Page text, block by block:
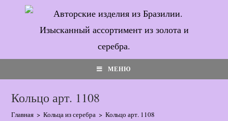
Перейти
содержимому
МЕНЮ
Кольцо арт. 1108
Главная > Кольца из серебра > Кольцо арт. 1108